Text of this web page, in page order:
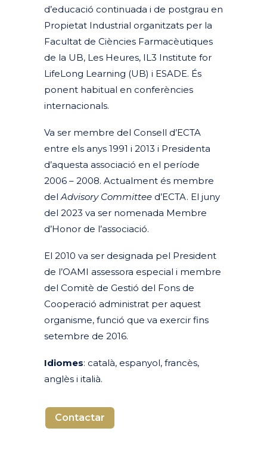
d’educació continuada i de postgrau en
Propietat Industrial organitzats per la
Facultat de Ciències Farmacèutiques
de la UB, Les Heures, IL3 Institute for
LifeLong Learning (UB) i ESADE. És
ponent habitual en conferències
internacionals.
Va ser membre del Consell d’ECTA
entre els anys 1991 i 2013 i Presidenta
d’aquesta associació en el període
2006 – 2008. Actualment és membre
delAdvisory Committee d’ECTA. El juny
del 2023 va ser nomenada Membre
d’Honor de l’associació.
El 2010 va ser designada pel President
de l’OAMI assessora especial i membre
del Comitè de Gestió del Fons de
Cooperació administrat per aquest
organisme, funció que va exercir fins
setembre de 2016.
Idiomes: català, espanyol, francès,
anglès i italià.
Contactar